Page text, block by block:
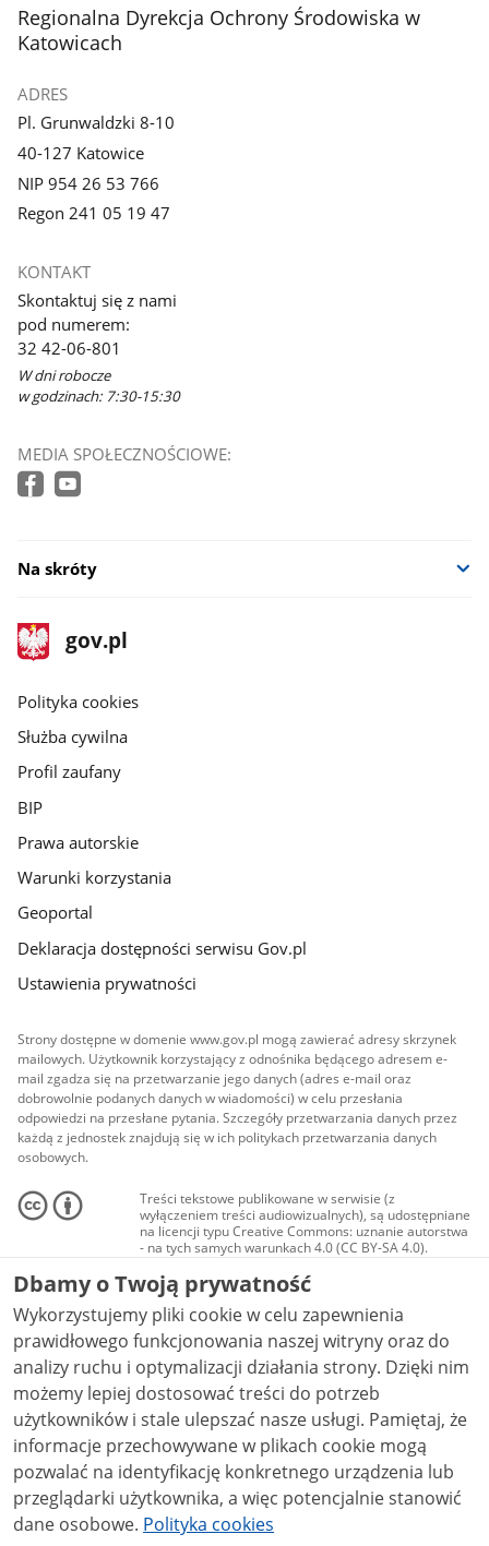
stopka
Regionalna Dyrekcja Ochrony Środowiska w
Katowicach
ADRES
Pl. Grunwaldzki 8-10
40-127 Katowice
NIP 954 26 53 766
Regon 241 05 19 47
KONTAKT
Skontaktuj się z nami
pod numerem:
32 42-06-801
W dni robocze
w godzinach: 7:30-15:30
MEDIA SPOŁECZNOŚCIOWE:
Na skróty
stopka
gov.pl
Strona
gov.pl
gov.pl
Polityka cookies
Służba cywilna
Profil zaufany
BIP
Prawa autorskie
Warunki korzystania
Geoportal
Deklaracja dostępności serwisu Gov.pl
Ustawienia prywatności
Strony dostępne w domenie www.gov.pl mogą zawierać adresy skrzynek
mailowych. Użytkownik korzystający z odnośnika będącego adresem e-
mail zgadza się na przetwarzanie jego danych (adres e-mail oraz
dobrowolnie podanych danych w wiadomości) w celu przesłania
odpowiedzi na przesłane pytania. Szczegóły przetwarzania danych przez
każdą z jednostek znajdują się w ich politykach przetwarzania danych
osobowych.
Treści tekstowe publikowane w serwisie (z
wyłączeniem treści audiowizualnych), są udostępniane
na licencji typu Creative Commons: uznanie autorstwa
- na tych samych warunkach 4.0 (CC BY-SA 4.0).
Materiały audiowizualne, w tym zdjęcia, materiały
audio i wideo, są udostępniane na licencji typu
Creative Commons: uznanie autorstwa użycie
niekomercyjne - bez utworów zależnych 4.0 (CC BY-
NC-ND 4.0), o ile nie jest to stwierdzone inaczej.
Dbamy o Twoją prywatność
Wykorzystujemy pliki cookie w celu zapewnienia
prawidłowego funkcjonowania naszej witryny oraz do
analizy ruchu i optymalizacji działania strony. Dzięki nim
możemy lepiej dostosować treści do potrzeb
użytkowników i stale ulepszać nasze usługi. Pamiętaj, że
informacje przechowywane w plikach cookie mogą
pozwalać na identyfikację konkretnego urządzenia lub
przeglądarki użytkownika, a więc potencjalnie stanowić
dane osobowe. Polityka cookies